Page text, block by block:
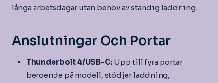
långa arbetsdagar utan behov av ständig laddning.
Anslutningar Och Portar
Thunderbolt 4/USB-C: Upp till fyra portar
beroende på modell, stödjer laddning,